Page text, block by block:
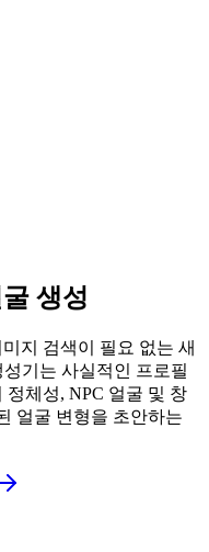
생성
지 검색이 필요 없는 새
기는 사실적인 프로필
체성, NPC 얼굴 및 창
얼굴 변형을 초안하는